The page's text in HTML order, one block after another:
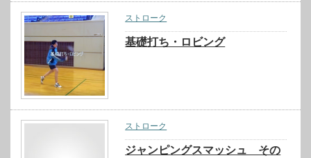
ストローク
基礎打ち・ロビング
ストローク
ジャンピングスマッシュ その